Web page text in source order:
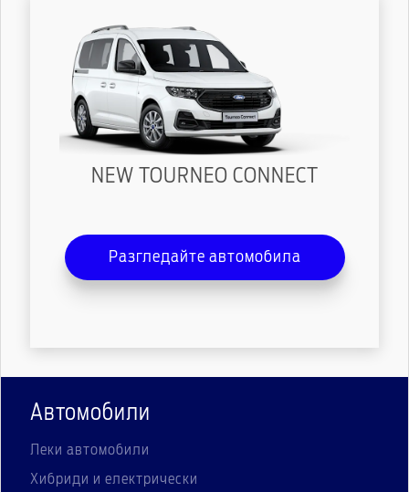
NEW TOURNEO CONNECT
Разгледайте автомобила
Автомобили
Леки автомобили
Хибриди и електрически